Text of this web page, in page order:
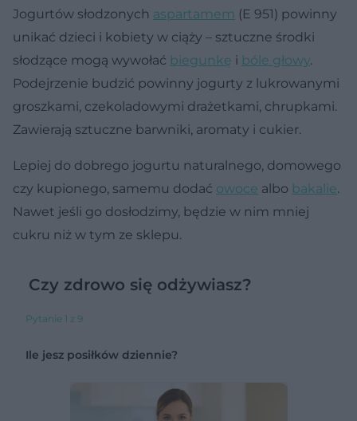
Jogurtów słodzonych aspartamem (E 951) powinny
unikać dzieci i kobiety w ciąży – sztuczne środki
słodzące mogą wywołać biegunkę i bóle głowy.
Podejrzenie budzić powinny jogurty z lukrowanymi
groszkami, czekoladowymi drażetkami, chrupkami.
Zawierają sztuczne barwniki, aromaty i cukier.
Lepiej do dobrego jogurtu naturalnego, domowego
czy kupionego, samemu dodać owoce albo bakalie.
Nawet jeśli go dosłodzimy, będzie w nim mniej
cukru niż w tym ze sklepu.
Czy zdrowo się odżywiasz?
Pytanie 1 z 9
Ile jesz posiłków dziennie?